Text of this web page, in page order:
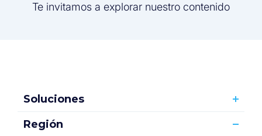
Te invitamos a explorar nuestro contenido
Soluciones
Región